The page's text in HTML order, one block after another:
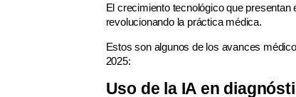
El crecimiento tecnológico que
revolucionando la práctica médica.
Estos son algunos de los avances
2025:
Uso de la IA en